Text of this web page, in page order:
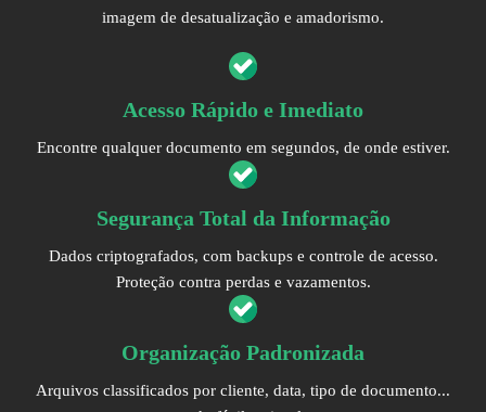
imagem de desatualização e amadorismo.
Acesso Rápido e Imediato
Encontre qualquer documento em segundos, de onde estiver.
Segurança Total da Informação
Dados criptografados, com backups e controle de acesso.
Proteção contra perdas e vazamentos.
Organização Padronizada
Arquivos classificados por cliente, data, tipo de documento...